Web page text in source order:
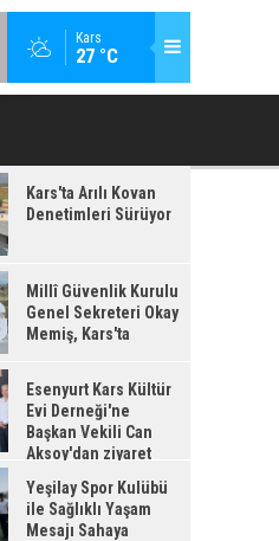
Kars
27 °C
KÜLTÜR EVI DERNEĞI'NE BAŞKAN VEKILI
Kars'ta Arılı Kovan
Denetimleri Sürüyor
Millî Güvenlik Kurulu
Genel Sekreteri Okay
Memiş, Kars'ta
Esenyurt Kars Kültür
Evi Derneği'ne
Başkan Vekili Can
Aksoy'dan ziyaret
Yeşilay Spor Kulübü
ile Sağlıklı Yaşam
Mesajı Sahaya